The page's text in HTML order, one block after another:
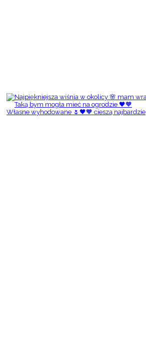
Własne wyhodowane 🌷🖤🧡 cieszą najbardzie